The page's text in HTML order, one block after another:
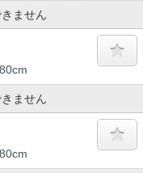
ません
ません